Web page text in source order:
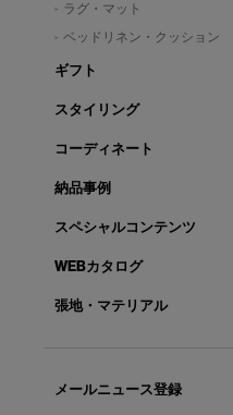
ラグ・マット
ベッドリネン・クッション
ギフト
スタイリング
コーディネート
納品事例
スペシャルコンテンツ
WEBカタログ
張地・マテリアル
メールニュース登録